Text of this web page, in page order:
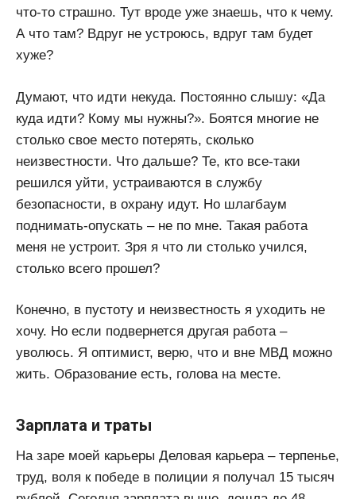
что-то страшно. Тут вроде уже знаешь, что к чему.
А что там? Вдруг не устроюсь, вдруг там будет
хуже?
Думают, что идти некуда. Постоянно слышу: «Да
куда идти? Кому мы нужны?». Боятся многие не
столько свое место потерять, сколько
неизвестности. Что дальше? Те, кто все-таки
решился уйти, устраиваются в службу
безопасности, в охрану идут. Но шлагбаум
поднимать-опускать – не по мне. Такая работа
меня не устроит. Зря я что ли столько учился,
столько всего прошел?
Конечно, в пустоту и неизвестность я уходить не
хочу. Но если подвернется другая работа –
уволюсь. Я оптимист, верю, что и вне МВД можно
жить. Образование есть, голова на месте.
Зарплата и траты
На заре моей карьеры Деловая карьера – терпенье,
труд, воля к победе в полиции я получал 15 тысяч